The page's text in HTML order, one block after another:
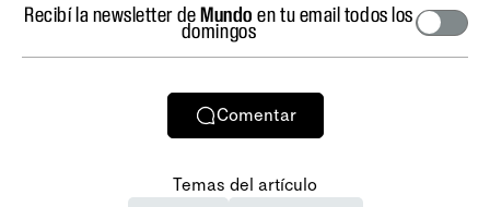
Recibí la newsletter deMundo en tu email todos los
domingos
Comentar
Temas del artículo